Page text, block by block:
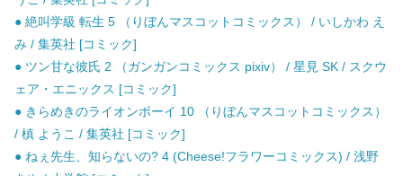
● 絶叫学級 転生 5 （りぼんマスコットコミックス） / いしかわ え
み / 集英社 [コミック]
● ツン甘な彼氏 2 （ガンガンコミックス pixiv） / 星見 SK / スクウ
ェア・エニックス [コミック]
● きらめきのライオンボーイ 10 （りぼんマスコットコミックス）
/ 槙 ようこ / 集英社 [コミック]
● ねぇ先生、知らないの? 4 (Cheese!フラワーコミックス) / 浅野